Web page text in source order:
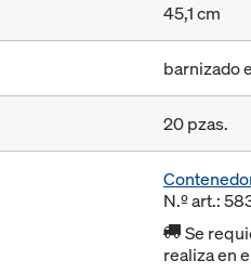
45,1 cm
barnizado
20 pzas.
N.º art.:
Se
realiza en